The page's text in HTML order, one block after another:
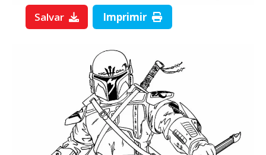
Salvar Imprimir